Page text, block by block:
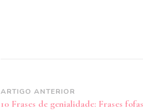
Navegação
ARTIGO ANTERIOR
10 Frases de genialidade: Frases